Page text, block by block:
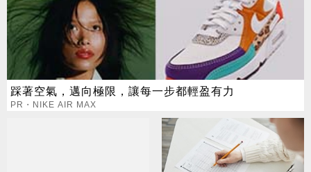
踩著空氣，邁向極限，讓每一步都輕盈有力
PR・NIKE AIR MAX